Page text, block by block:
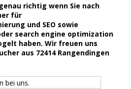
genau richtig wenn Sie nach
für
und SEO sowie
search engine optimization
haben. Wir freuen uns
aus 72414 Rangendingen
bei uns.